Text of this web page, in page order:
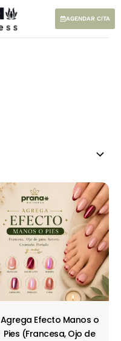
AGENDAR CITA
Agrega Efecto Manos o
Pies (Francesa, Ojo de